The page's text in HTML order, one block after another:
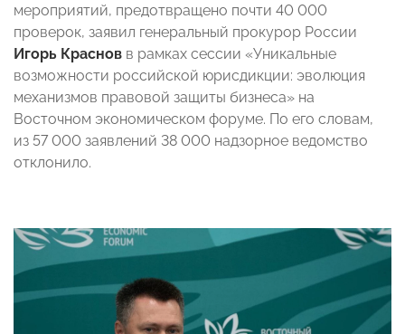
мероприятий, предотвращено почти 40 000
проверок, заявил генеральный прокурор России
Игорь Краснов в рамках сессии «Уникальные
возможности российской юрисдикции: эволюция
механизмов правовой защиты бизнеса» на
Восточном экономическом форуме. По его словам,
из 57 000 заявлений 38 000 надзорное ведомство
отклонило.